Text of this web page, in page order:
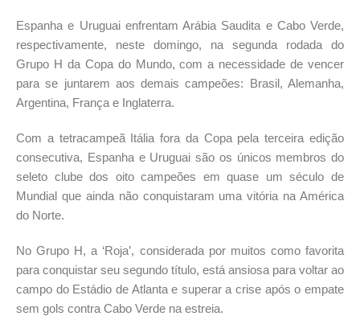
Espanha e Uruguai enfrentam Arábia Saudita e Cabo Verde,
respectivamente, neste domingo, na segunda rodada do
Grupo H da Copa do Mundo, com a necessidade de vencer
para se juntarem aos demais campeões: Brasil, Alemanha,
Argentina, França e Inglaterra.
Com a tetracampeã Itália fora da Copa pela terceira edição
consecutiva, Espanha e Uruguai são os únicos membros do
seleto clube dos oito campeões em quase um século de
Mundial que ainda não conquistaram uma vitória na América
do Norte.
No Grupo H, a ‘Roja’, considerada por muitos como favorita
para conquistar seu segundo título, está ansiosa para voltar ao
campo do Estádio de Atlanta e superar a crise após o empate
sem gols contra Cabo Verde na estreia.